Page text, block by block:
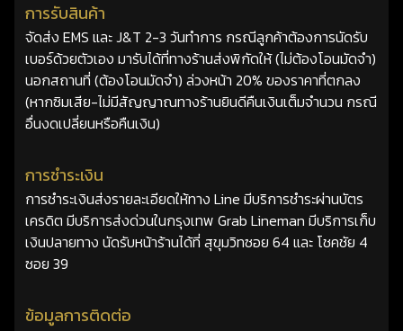
การรับสินค้า
จัดส่ง EMS และ J&T 2-3 วันทำการ กรณีลูกค้าต้องการนัดรับ
เบอร์ด้วยตัวเอง มารับได้ที่ทางร้านส่งพิกัดให้ (ไม่ต้องโอนมัดจำ)
นอกสถานที่ (ต้องโอนมัดจำ) ล่วงหน้า 20% ของราคาที่ตกลง
(หากซิมเสีย-ไม่มีสัญญาณทางร้านยินดีคืนเงินเต็มจำนวน กรณี
อื่นงดเปลี่ยนหรือคืนเงิน)
การชำระเงิน
การชำระเงินส่งรายละเอียดให้ทาง Line มีบริการชำระผ่านบัตร
เครดิต มีบริการส่งด่วนในกรุงเทพ Grab Lineman มีบริการเก็บ
เงินปลายทาง นัดรับหน้าร้านได้ที่ สุขุมวิทซอย 64 และ โชคชัย 4
ซอย 39
ข้อมูลการติดต่อ